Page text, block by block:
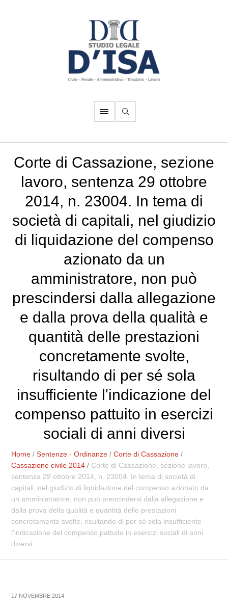
Corte di Cassazione, sezione
lavoro, sentenza 29 ottobre
2014, n. 23004. In tema di
società di capitali, nel giudizio
di liquidazione del compenso
azionato da un
amministratore, non può
prescindersi dalla allegazione
e dalla prova della qualità e
quantità delle prestazioni
concretamente svolte,
risultando di per sé sola
insufficiente l'indicazione del
compenso pattuito in esercizi
sociali di anni diversi
Home /Sentenze - Ordinanze /Corte di Cassazione /
Cassazione civile 2014 / Corte di Cassazione, sezione lavoro,
sentenza 29 ottobre 2014, n. 23004. In tema di società di
capitali, nel giudizio di liquidazione del compenso azionato da
un amministratore, non può prescindersi dalla allegazione e
dalla prova della qualità e quantità delle prestazioni
concretamente svolte, risultando di per sé sola insufficiente
l'indicazione del compenso pattuito in esercizi sociali di anni
diversi
17 NOVEMBRE 2014